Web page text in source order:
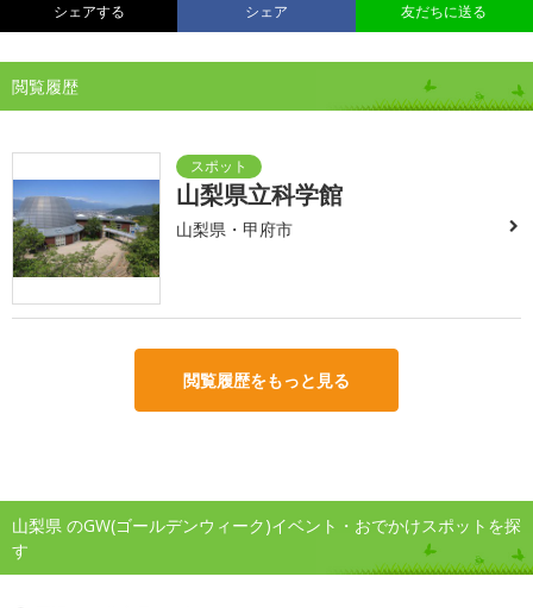
シェアする シェア 友だちに送る
閲覧履歴
山梨県立科学館
山梨県・甲府市
閲覧履歴をもっと見る
山梨県 のGW(ゴールデンウィーク)イベント・おでかけスポットを探
す